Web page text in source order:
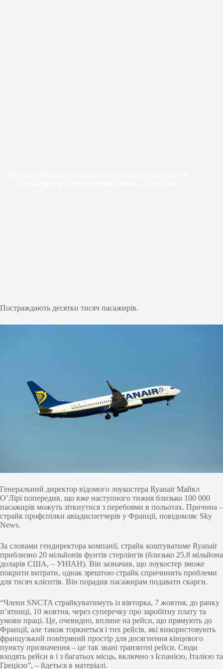
Постраждають десятки тисяч пасажирів.
Генеральний директор відомого лоукостера Ryanair Майкл
О’Лірі попередив, що вже наступного тижня близько 100 000
пасажирів можуть зіткнутися з перебоями в польотах. Причина –
страйк профспілки авіадиспетчерів у Франції, повідомляє Sky
News.
За словами гендиректора компанії, страйк коштуватиме Ryanair
приблизно 20 мільйонів фунтів стерлінгів (близько 25,8 мільйона
доларів США, – УНІАН). Він зазначив, що лоукостер зможе
покрити витрати, однак зрештою страйк спричинить проблеми
для тисяч клієнтів. Він порадив пасажирам подавати скарги.
“Члени SNCTA страйкуватимуть із вівторка, 7 жовтня, до ранку
п’ятниці, 10 жовтня, через суперечку про заробітну плату та
умови праці. Це, очевидно, вплине на рейси, що прямують до
Франції, але також торкнеться і тих рейсів, які використовують
французький повітряний простір для досягнення кінцевого
пункту призначення – це так звані транзитні рейси. Сюди
входять рейси в і з багатьох місць, включно з Іспанією, Італією та
Грецією”, – йдеться в матеріалі.